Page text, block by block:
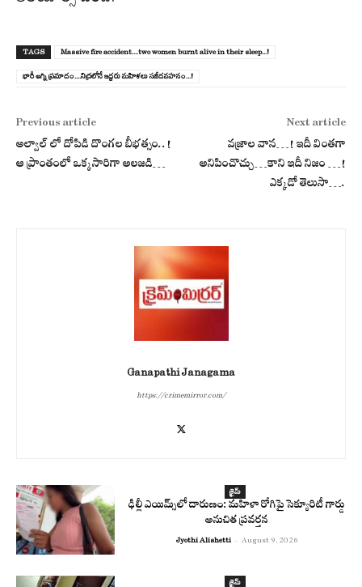
TAGS Massive fire accident....two women burnt alive in their sleep...!
భారీ అగ్ని ప్ర‌మాదం....నిద్ర‌లోనే ఇద్ద‌రు మ‌హిళ‌లు స‌జీద‌వ‌హ‌నం...!
Previous article
అల్వాల్ లో దోపిడి దొంగల బీభత్సం..!
ఆ ప్రాంతంలో ఒక్క‌సారిగా అల‌జ‌డి…
Next article
వజ్రాల వాన…! ఇదీ వింత‌గా
అనిపించొచ్చు…కాని ఇదీ నిజం …!
ఎక్క‌డో తెలుసా….
Ganapathi Janagama
https://crimemirror.com/
క్రైమ్
ఢిల్లీ ఎయిమ్స్‌లో దారుణం: మహిళా రోగిపై సెక్యూరిటీ గార్డు
అనుచిత ప్రవర్తన
Jyothi Alishetti - August 9, 2026
క్రైమ్